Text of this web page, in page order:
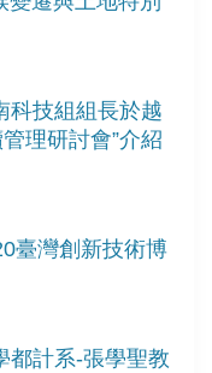
科技組組長於越
理研討會”介紹
臺灣創新技術博
都計系-張學聖教